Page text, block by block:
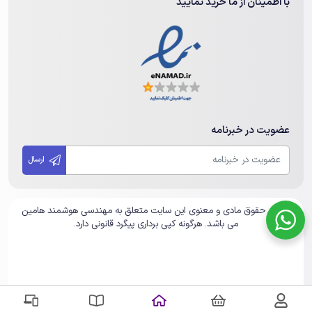
انواع پاور بانک
خرید پاور بانکرا با شناخت این محصولات آغاز کنید. پاور بانک‌ها تنوع
زیادی دارند. به همین دلیل این محصولات را در دسته‌بندی‌های مختلف
بانک‌ها زیاد است. از مهم‌ترین انواع پاور بانک‌ها می‌توان موارد زیر را در
عضویت در خبرنامه
تمامی حقوق مادی و معنوی این سایت متعلق به مهندسی هوشمند هامین
می باشد. هرگونه کپی برداری پیگرد قانونی دارد.